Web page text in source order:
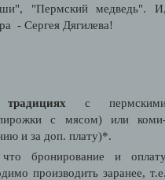
"Пермский медведь".
- Сергея Дягилева!
традициях
с
с мясом) или
и за доп. плату)*.
бронирование и
производить заранее,